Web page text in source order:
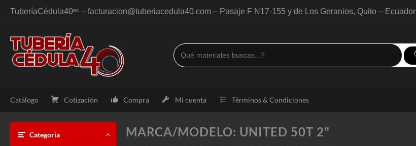
TuberíaCédula40ᵉᶜ – facturacion@tuberiacedula40.com – Pasaje F N17-155 y de Los Geranios, Quito – Ecuador
Catálogo Cotización Compra Mi cuenta Términos & Condiciones
Categoría MARCA/MODELO: UNITED 50T 2"